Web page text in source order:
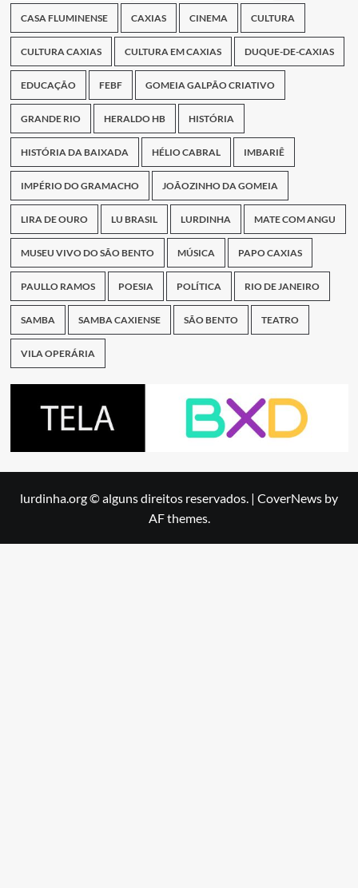
CASA FLUMINENSE CAXIAS CINEMA CULTURA
CULTURA CAXIAS CULTURA EM CAXIAS DUQUE-DE-CAXIAS
EDUCAÇÃO FEBF GOMEIA GALPÃO CRIATIVO
GRANDE RIO HERALDO HB HISTÓRIA
HISTÓRIA DA BAIXADA HÉLIO CABRAL IMBARIÊ
IMPÉRIO DO GRAMACHO JOÃOZINHO DA GOMEIA
LIRA DE OURO LU BRASIL LURDINHA MATE COM ANGU
MUSEU VIVO DO SÃO BENTO MÚSICA PAPO CAXIAS
PAULLO RAMOS POESIA POLÍTICA RIO DE JANEIRO
SAMBA SAMBA CAXIENSE SÃO BENTO TEATRO
VILA OPERÁRIA
lurdinha.org © alguns direitos reservados. | CoverNews by
AF themes.